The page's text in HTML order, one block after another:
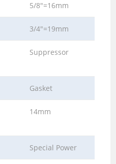
5/8″=16mm
3/4″=19mm
Suppressor
Gasket
14mm
Special Power